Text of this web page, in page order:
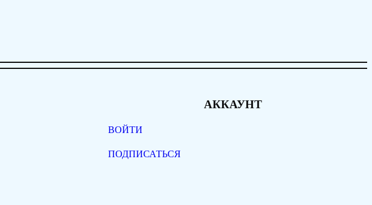
АККАУНТ
ВОЙТИ
ПОДПИСАТЬСЯ